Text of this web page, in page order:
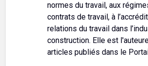
normes du travail, aux
contrats de travail, à
relations du travail dans
construction. Elle est
articles publiés dans le